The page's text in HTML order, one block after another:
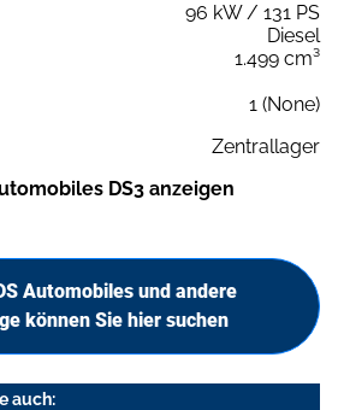
96 kW / 131 PS
Diesel
1.499 cm³
1 (None)
Zentrallager
DS3 anzeigen
Automobiles und andere
können Sie hier suchen
auch: